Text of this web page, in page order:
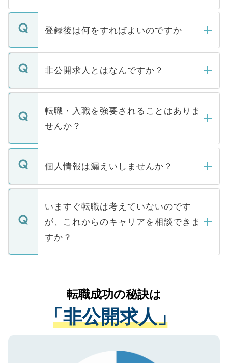
登録後は何をすればよいのですか
ご登録いただきましたら、弊社担当者がご
登録内容を確認し、その後メールもしくは
ます。通常、5営業日以内にはご連絡をせて
いただきますので、しばらくお待ちくださ
非公開求人とはなんですか？
マイナビDOCTORで取り扱っている求人の
うち約3割は、Webサイトからご覧いただ
けない「非公開求人」です。非公開求人は
下記の理由によって、一般には公開してい
ません。
■応募殺到を避けるため 人気のある医療機
関を公にしてしまうと、応募が殺到する場
に、医療機関が求める条件に合った人材の
みを人材紹介会社に依頼するケースが増え
ています。
転職・入職を強要されることはありま
せんか？
転職・入職を強要することは一切ありませ
ん。また、仮に応募先から内定をいただい
定を承諾する必要はありません。内定先へ
の辞退の連絡はキャリアパートナーが行い
個人情報は漏えいしませんか？
個人情報が漏えいすることはありませんの
で、ご安心ください。当サイトからの登録
などで収集したご登録者様の個人情報は、
ご本人のキャリアアップおよび転職活動の
支援を目的に使用いたします。お預かりし
ているすべての個人データはご本人の許可
は、個人情報の取り扱いについての厳密な
管理基準を満たした事業者のみに付与され
る、プライバシーマークを取得済みです。
で、機密保持に関してもご安心ください。
いますぐ転職は考えていないのです
が、これからのキャリアを相談できま
すか？
かがいして、現在の医療機関の状況や紹介
経験をまじえながら、適切なアドバイスを
させていただきます。すぐにご転職をされ
ない方には、長期的なサポートが可能です
ので、まずはご登録ください。
転職成功の秘訣は
「非公開求人」